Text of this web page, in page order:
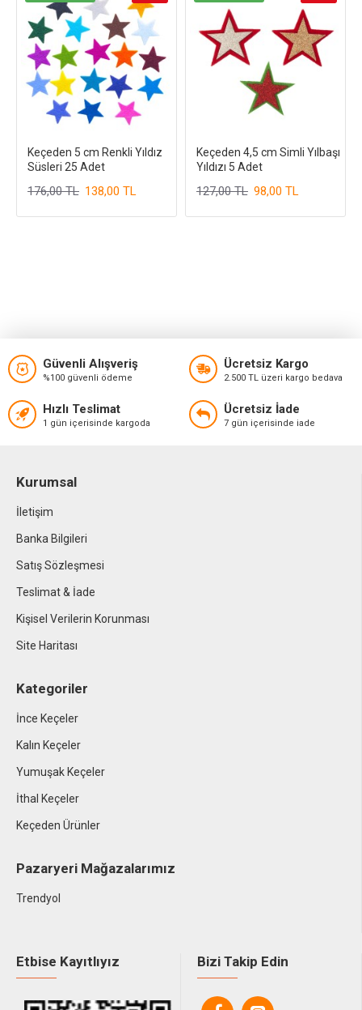
Keçeden 5 cm Renkli Yıldız
Süsleri 25 Adet
138,00 TL
176,00 TL
Keçeden 4,5 cm Simli Yılbaşı
Yıldızı 5 Adet
98,00 TL
127,00 TL
Güvenli Alışveriş
%100 güvenli ödeme
Ücretsiz Kargo
2.500 TL üzeri kargo bedava
Hızlı Teslimat
1 gün içerisinde kargoda
Ücretsiz İade
7 gün içerisinde iade
Kurumsal
İletişim
Banka Bilgileri
Satış Sözleşmesi
Teslimat & İade
Kişisel Verilerin Korunması
Site Haritası
Kategoriler
İnce Keçeler
Kalın Keçeler
Yumuşak Keçeler
İthal Keçeler
Keçeden Ürünler
Pazaryeri Mağazalarımız
Trendyol
Etbise Kayıtlıyız Bizi Takip Edin